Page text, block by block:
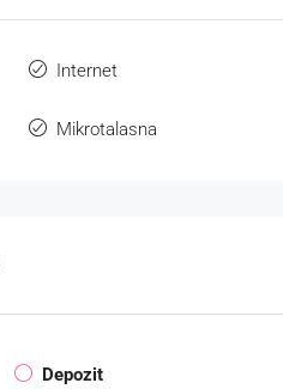
Internet
Mikrotalasna
Depozit